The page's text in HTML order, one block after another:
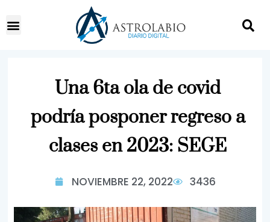
Una 6ta ola de covid
podría posponer regreso a
clases en 2023: SEGE
NOVIEMBRE 22, 2022 3436